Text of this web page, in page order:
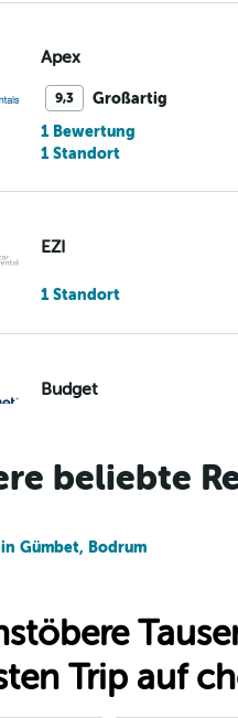
Apex
9,3
Großartig
1 Bewertung
1 Standort
EZI
1 Standort
Budget
National
beliebte
Gümbet, Bodrum
Trip auf